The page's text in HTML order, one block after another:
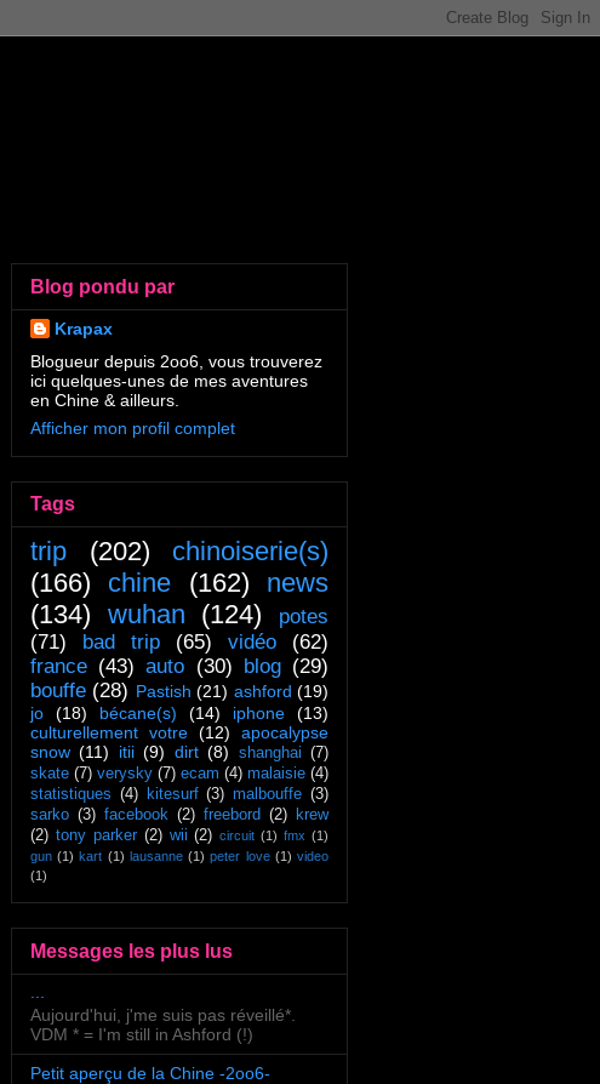
Blog pondu par
Krapax
Blogueur depuis 2oo6, vous trouverez
ici quelques-unes de mes aventures
en Chine & ailleurs.
Afficher mon profil complet
Tags
trip (202)
chinoiserie(s)
(166)
chine (162)
news
(134) wuhan (124)
potes
(71)
bad trip (65) vidéo
(62)
france (43) auto (30) blog (29)
bouffe (28) Pastish (21) ashford (19)
jo
(18) bécane(s) (14) iphone
(13)
culturellement votre (12)
apocalypse
snow (11) itii (9) dirt (8) shanghai (7)
skate (7) verysky (7) ecam (4) malaisie (4)
statistiques (4) kitesurf (3) malbouffe (3)
sarko (3) facebook (2) freebord (2)
krew
(2) tony parker (2) wii (2) circuit (1) fmx (1)
gun (1) kart (1) lausanne (1) peter love (1) video
(1)
Messages les plus lus
Aujourd'hui, j'me suis pas réveillé*.
VDM * = I'm still in Ashford (!)
Petit aperçu de la Chine -2oo6-